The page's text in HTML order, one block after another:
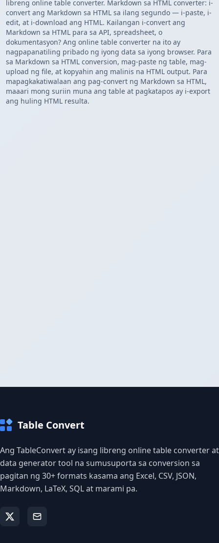
libreng online table converter. Markdown sa HTML converter: i-
convert ang Markdown sa HTML sa ilang segundo — i-paste, i-
edit, at i-download ang HTML. Kailangan i-convert ang
Markdown sa HTML para sa API, spreadsheet, o
dokumentasyon? Ang online table converter na ito ay
nagpapanatiling pribado ng iyong data sa iyong browser. Para
sa Markdown sa HTML conversion, mag-paste ng table, mag-
upload ng file, at kopyahin ang malinis na HTML output. Para
mapagkakatiwalaan ang pag-convert ng Markdown sa HTML,
maaari mong suriin muna ang table at pagkatapos ay i-export
ang huling HTML resulta.
Table Convert
Ang TableConvert ay isang libreng online table converter at
data generator tool na sumusuporta sa conversion sa
pagitan ng 30+ formats kasama ang Excel, CSV, JSON,
Markdown, LaTeX, SQL at marami pa.